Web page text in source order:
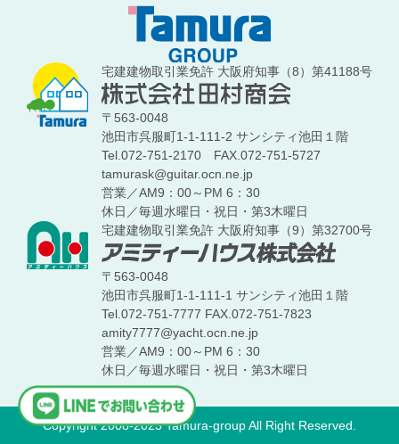
宅建建物取引業免許 大阪府知事（8）第41188号
〒563-0048
池田市呉服町1-1-111-2 サンシティ池田１階
Tel.072-751-2170FAX.072-751-5727
tamurask@guitar.ocn.ne.jp
営業／AM9：00～PM 6：30
休日／毎週水曜日・祝日・第3木曜日
宅建建物取引業免許 大阪府知事（9）第32700号
〒563-0048
池田市呉服町1-1-111-1 サンシティ池田１階
Tel.072-751-7777 FAX.072-751-7823
amity7777@yacht.ocn.ne.jp
営業／AM9：00～PM 6：30
休日／毎週水曜日・祝日・第3木曜日
Copyright 2008-2023 Tamura-group All Right Reserved.